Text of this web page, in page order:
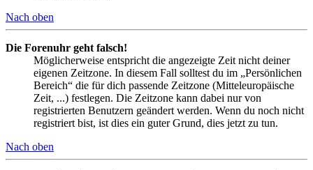
Nach oben
Die Forenuhr geht falsch!
Möglicherweise entspricht die angezeigte Zeit nicht deiner
eigenen Zeitzone. In diesem Fall solltest du im „Persönlichen
Bereich“ die für dich passende Zeitzone (Mitteleuropäische
Zeit, ...) festlegen. Die Zeitzone kann dabei nur von
registrierten Benutzern geändert werden. Wenn du noch nicht
registriert bist, ist dies ein guter Grund, dies jetzt zu tun.
Nach oben